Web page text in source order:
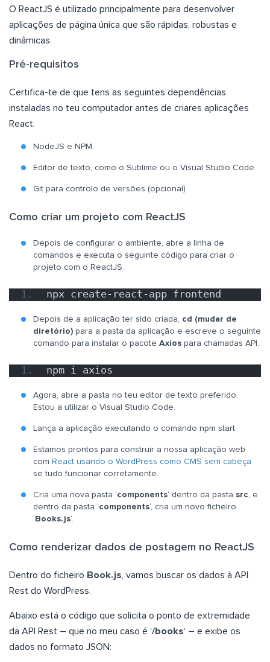
O ReactJS é utilizado principalmente para desenvolver
aplicações de página única que são rápidas, robustas e
dinâmicas.
Pré-requisitos
Certifica-te de que tens as seguintes dependências
instaladas no teu computador antes de criares aplicações
React.
NodeJS e NPM.
Editor de texto, como o Sublime ou o Visual Studio Code.
Git para controlo de versões (opcional)
Como criar um projeto com ReactJS
Depois de configurar o ambiente, abre a linha de
comandos e executa o seguinte código para criar o
projeto com o ReactJS.
npx create-react-app frontend
Depois de a aplicação ter sido criada, cd (mudar de
diretório) para a pasta da aplicação e escreve o seguinte
comando para instalar o pacote Axios para chamadas API.
npm i axios
Agora, abre a pasta no teu editor de texto preferido.
Estou a utilizar o Visual Studio Code.
Lança a aplicação executando o comando npm start.
Estamos prontos para construir a nossa aplicação web
com React usando o WordPress como CMS sem cabeça
se tudo funcionar corretamente.
Cria uma nova pasta ‘components‘ dentro da pasta src , e
dentro da pasta ‘components‘, cria um novo ficheiro
‘Books.js‘.
Como renderizar dados de postagem no ReactJS
Dentro do ficheiro Book.js , vamos buscar os dados à API
Rest do WordPress.
Abaixo está o código que solicita o ponto de extremidade
da API Rest – que no meu caso é ‘/books‘ – e exibe os
dados no formato JSON: